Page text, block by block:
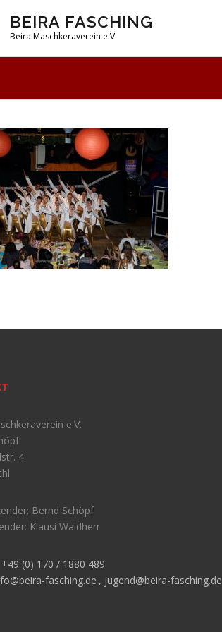
BEIRA FASCHING
Beira Maschkeraverein e.V.
e.V.
4
Bernd Schöpf
Klausi Waldherr
+49 (0) 170 / 1880 489
fasching.de , jugend@beira-fasching.de